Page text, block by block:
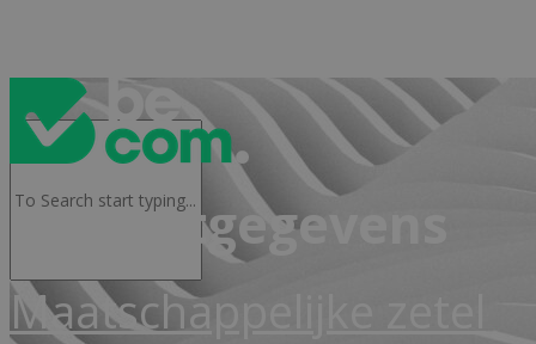
Contactgegevens
Maatschappelijke zetel